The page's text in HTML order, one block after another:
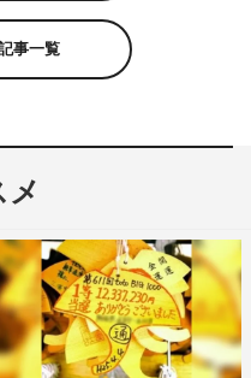
事一覧